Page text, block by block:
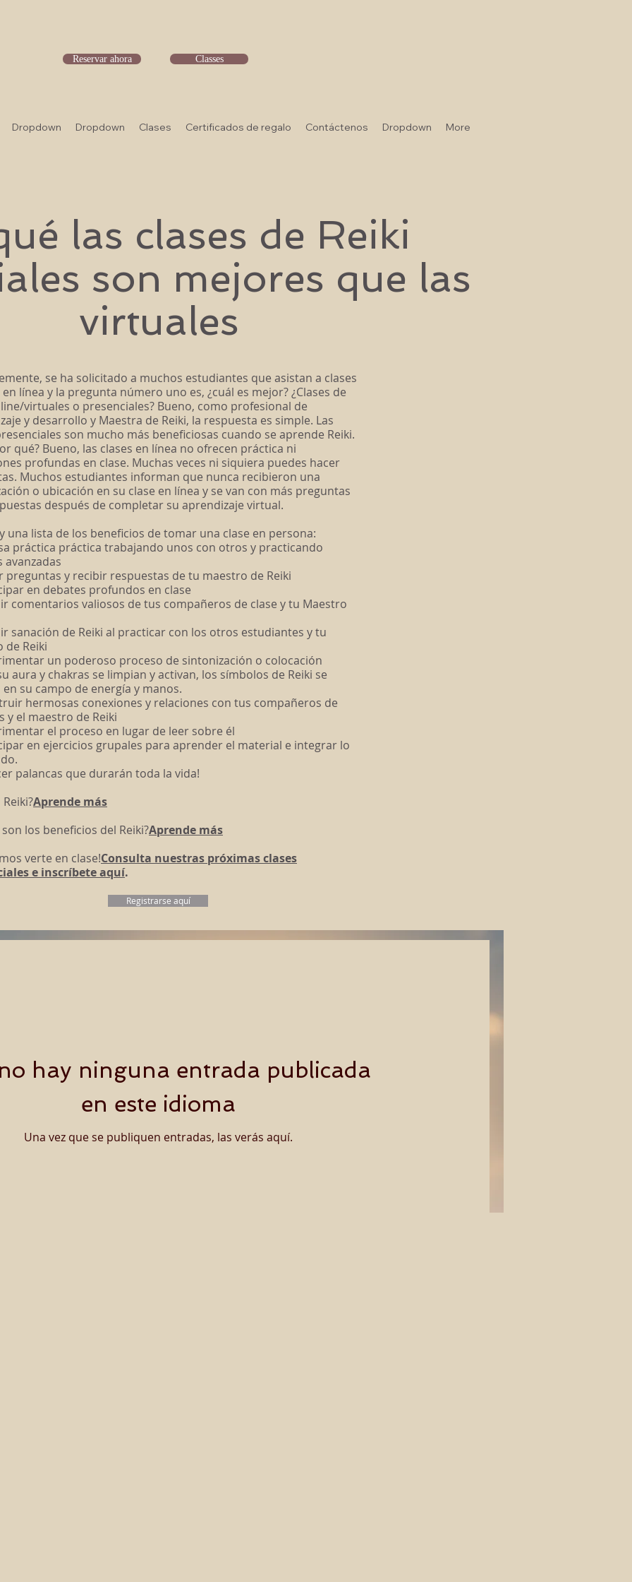
Reservar ahora Classes
Dropdown Dropdown Clases Certificados de regalo Contáctenos Dropdown More
las clases de Reiki
son mejores que las
virtuales
se ha solicitado a muchos estudiantes que asistan a clases
en línea y la pregunta número uno es, ¿cuál es mejor? ¿Clases de
virtuales o presenciales? Bueno, como profesional de
y desarrollo y Maestra de Reiki, la respuesta es simple. Las
son mucho más beneficiosas cuando se aprende Reiki.
qué? Bueno, las clases en línea no ofrecen práctica ni
profundas en clase. Muchas veces ni siquiera puedes hacer
Muchos estudiantes informan que nunca recibieron una
o ubicación en su clase en línea y se van con más preguntas
después de completar su aprendizaje virtual.
una lista de los beneficios de tomar una clase en persona:
práctica práctica trabajando unos con otros y practicando
avanzadas
preguntas y recibir respuestas de tu maestro de Reiki
en debates profundos en clase
comentarios valiosos de tus compañeros de clase y tu Maestro
sanación de Reiki al practicar con los otros estudiantes y tu
de Reiki
un poderoso proceso de sintonización o colocación
aura y chakras se limpian y activan, los símbolos de Reiki se
su campo de energía y manos.
hermosas conexiones y relaciones con tus compañeros de
y el maestro de Reiki
el proceso en lugar de leer sobre él
en ejercicios grupales para aprender el material e integrar lo
palancas que durarán toda la vida!
Aprende más
son los beneficios del Reiki?Aprende más
verte en clase!Consulta nuestras próximas clases
e inscríbete aquí.
Registrarse aquí
hay ninguna entrada publicada
en este idioma
Una vez que se publiquen entradas, las verás aquí.